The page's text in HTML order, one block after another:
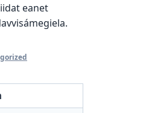
eanet